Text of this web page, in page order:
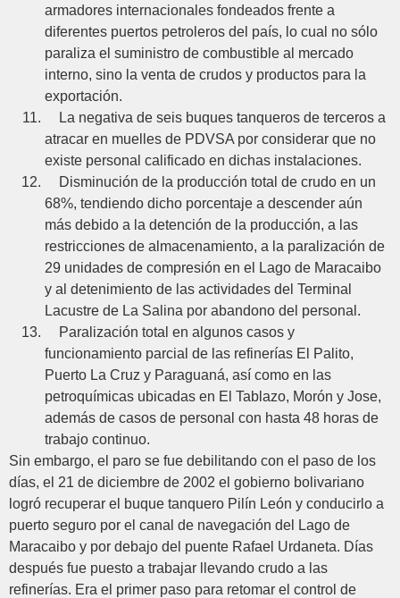
armadores internacionales fondeados frente a
diferentes puertos petroleros del país, lo cual no sólo
paraliza el suministro de combustible al mercado
interno, sino la venta de crudos y productos para la
exportación.
La negativa de seis buques tanqueros de terceros a
atracar en muelles de PDVSA por considerar que no
existe personal calificado en dichas instalaciones.
Disminución de la producción total de crudo en un
68%, tendiendo dicho porcentaje a descender aún
más debido a la detención de la producción, a las
restricciones de almacenamiento, a la paralización de
29 unidades de compresión en el Lago de Maracaibo
y al detenimiento de las actividades del Terminal
Lacustre de La Salina por abandono del personal.
Paralización total en algunos casos y
funcionamiento parcial de las refinerías El Palito,
Puerto La Cruz y Paraguaná, así como en las
petroquímicas ubicadas en El Tablazo, Morón y Jose,
además de casos de personal con hasta 48 horas de
trabajo continuo.
Sin embargo, el paro se fue debilitando con el paso de los
días, el 21 de diciembre de 2002 el gobierno bolivariano
logró recuperar el buque tanquero Pilín León y conducirlo a
puerto seguro por el canal de navegación del Lago de
Maracaibo y por debajo del puente Rafael Urdaneta. Días
después fue puesto a trabajar llevando crudo a las
refinerías. Era el primer paso para retomar el control de